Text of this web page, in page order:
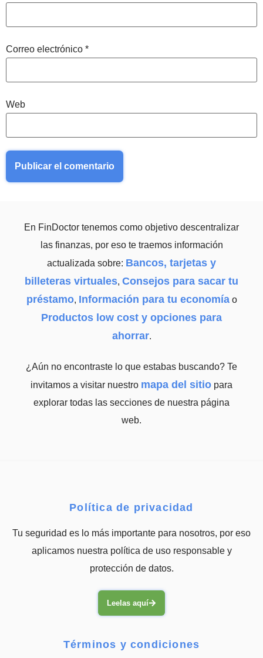
Correo electrónico *
Web
En FinDoctor tenemos como objetivo descentralizar
las finanzas, por eso te traemos información
actualizada sobre: Bancos, tarjetas y
billeteras virtuales, Consejos para sacar tu
préstamo, Información para tu economíao
Productos low cost y opciones para
ahorrar.
¿Aún no encontraste lo que estabas buscando? Te
invitamos a visitar nuestro mapa del sitio para
explorar todas las secciones de nuestra página
web.
Política de privacidad
Tu seguridad es lo más importante para nosotros, por eso
aplicamos nuestra política de uso responsable y
protección de datos.
Leelas aquí
Términos y condiciones